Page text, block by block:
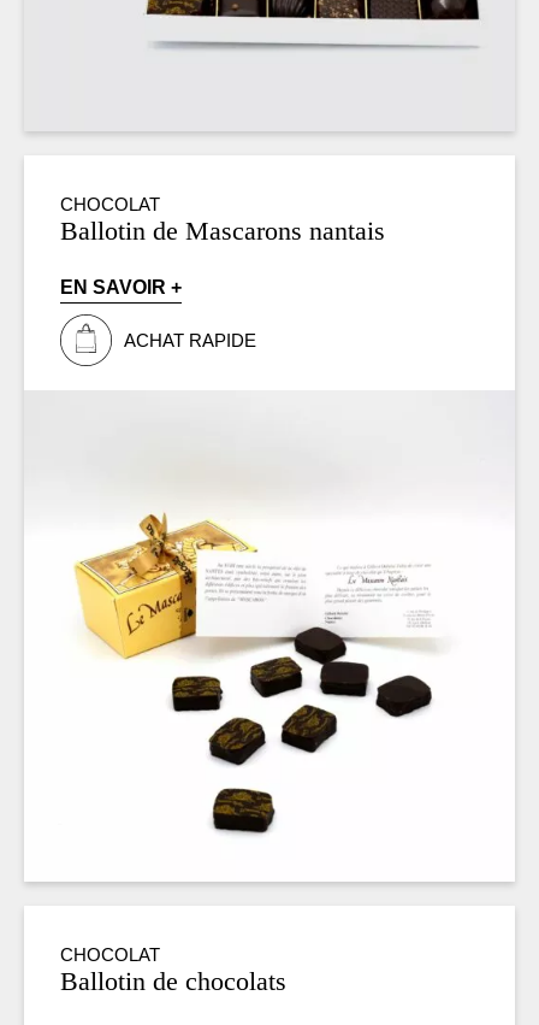
CHOCOLAT
Ballotin de Mascarons nantais
EN SAVOIR +
ACHAT RAPIDE
CHOCOLAT
Ballotin de chocolats